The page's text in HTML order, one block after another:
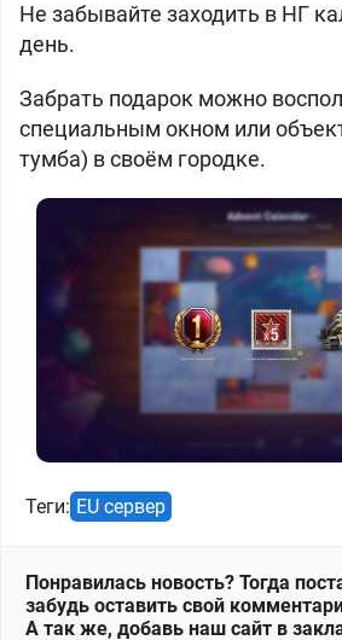
Не забывайте заходить в НГ
день.
Забрать подарок можно
специальным окном или
тумба) в своём городке.
Теги: EU сервер
Понравилась новость? Тогда
забудь оставить свой
А так же, добавь наш сайт в